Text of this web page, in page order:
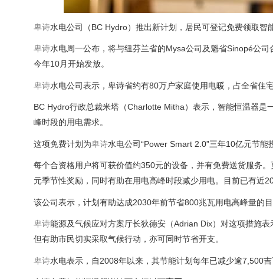
卑诗水电公司（BC Hydro）推出新计划，居民可登记免费领取智
卑诗水电周一公布，将与纽芬兰省的Mysa公司及魁省Sinopé公
今年10月开始发放。
卑诗水电公司表示，卑诗省约有80万户家庭使用电暖，占全省住宅
BC Hydro行政总裁米塔（Charlotte Mitha）表示，智能恒温器
峰时段的用电需求。
这项免费计划为卑诗水电公司“Power Smart 2.0”三年10亿元节
每个合资格用户将可获价值约350元的设备，并有免费送货服务
元季节性奖励，同时有助在用电高峰时段减少用电。目前已有近
该公司表示，计划有助达成2030年前节省800兆瓦用电高峰量的
卑诗能源及气候应对方案厅长狄德安（Adrian Dix）对这项措施
但有助市民切实采取气候行动，亦可同时节省开支。
卑诗水电表示，自2008年以来，其节能计划每年已减少逾7,500